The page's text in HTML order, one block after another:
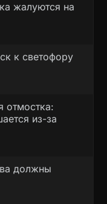
жалуются на
к светофору
отмостка:
из-за
должны